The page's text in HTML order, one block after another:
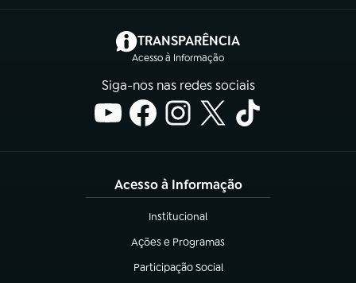
TRANSPARÊNCIA
Acesso à Informação
(abre em nova aba)
Siga-nos nas redes sociais
Acesso à Informação
Institucional
(abre em nova aba)
Ações e Programas
(abre em nova aba)
Participação Social
(abre em nova aba)